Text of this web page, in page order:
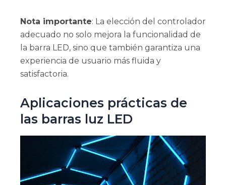
Nota importante: La elección del controlador
adecuado no solo mejora la funcionalidad de
la barra LED, sino que también garantiza una
experiencia de usuario más fluida y
satisfactoria.
Aplicaciones prácticas de
las barras luz LED